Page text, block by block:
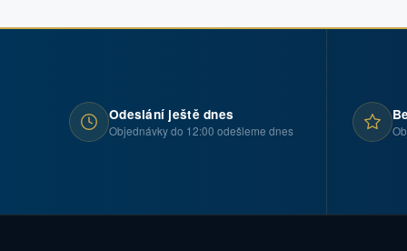
Odeslání ještě dnes
Objednávky do 12:00 odešleme dnes